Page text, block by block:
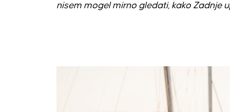
nisem mogel mirno gledati, kako Zadnje